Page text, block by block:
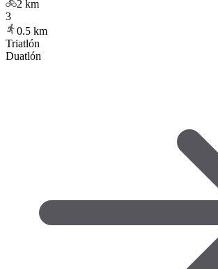
2 km
3
0.5 km
Triatlón
Duatlón